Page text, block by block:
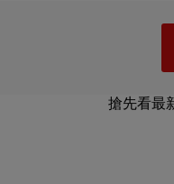
搶先看最